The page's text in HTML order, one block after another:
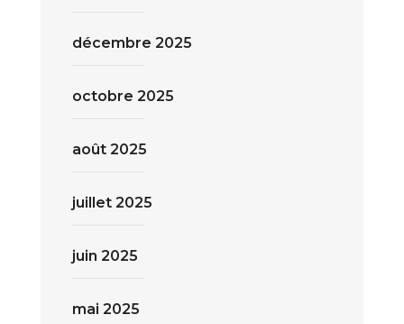
décembre 2025
octobre 2025
août 2025
juillet 2025
juin 2025
mai 2025